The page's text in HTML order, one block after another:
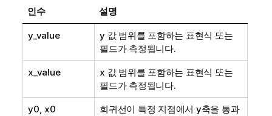
인수 설명
y_value y값 범위를 포함하는 표현식 또는
필드가 측정됩니다.
x_value x 값 범위를 포함하는 표현식 또는
필드가 측정됩니다.
y0, x0
회귀선이 특정 지점에서 y축을 통과